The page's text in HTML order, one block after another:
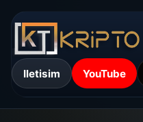
Iletisim YouTube